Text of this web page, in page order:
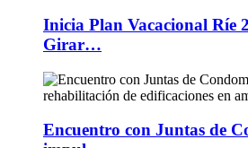
Inicia Plan Vacacional Ríe
Girar…
Encuentro con Juntas de